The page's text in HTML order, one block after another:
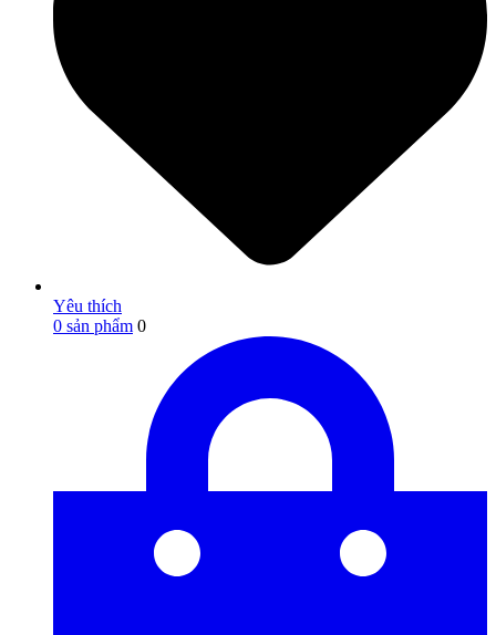
Yêu thích
0 sản phẩm 0